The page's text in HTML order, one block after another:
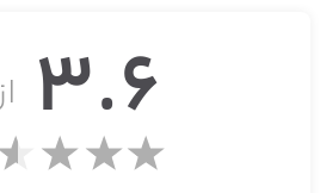
• قابلیت اجرا بر روی آیفون و آیپد
• دارای شاخصه‌های مختلفی که به
3.6